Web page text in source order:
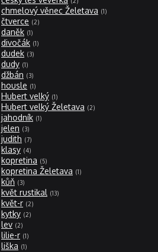
chmelový věnec Želetava 1
čtverce 2
daněk 1
divočák 1
dudek 3
dudy 1
džbán 3
housle 1
Hubert velký 1
Hubert velký Želetava 2
jahodník 1
jelen 3
judith 7
klasy 4
kopretina 5
kopretina Želetava 1
kůň 3
květ rustikal 13
květ-r 2
kytky 2
lev 2
lilie-r 1
liška 1